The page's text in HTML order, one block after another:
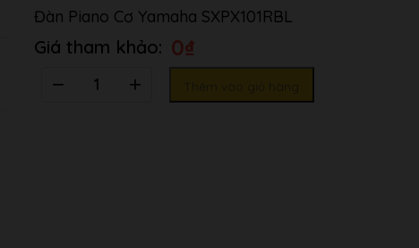
Đàn Piano Cơ Yamaha SXPX101RBL
0₫